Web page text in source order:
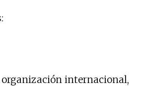
internacional,